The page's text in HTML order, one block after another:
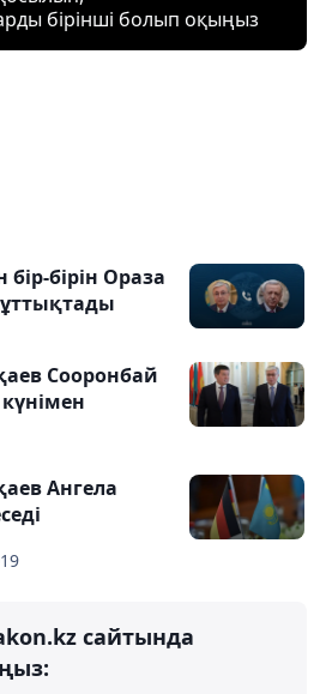
бірінші болып оқыңыз
бірін Ораза
Сооронбай
Ангела
сайтында